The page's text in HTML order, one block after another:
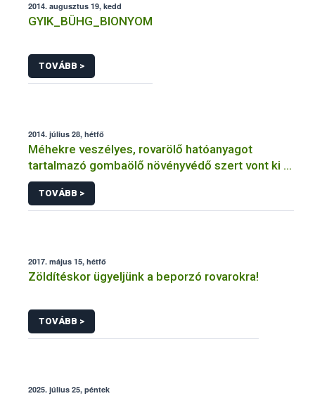
2014. augusztus 19, kedd
GYIK_BÜHG_BIONYOM
TOVÁBB >
2014. július 28, hétfő
Méhekre veszélyes, rovarölő hatóanyagot
tartalmazó gombaölő növényvédő szert vont ki a
forgalomból a NÉBIH
TOVÁBB >
2017. május 15, hétfő
Zöldítéskor ügyeljünk a beporzó rovarokra!
TOVÁBB >
2025. július 25, péntek